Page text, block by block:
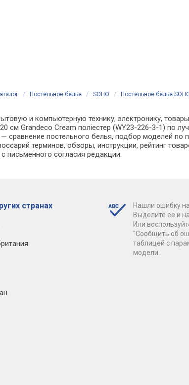
/ Постельное белье / SOHO / Постельное белье
и компьютерную технику, электронику,
см Grandeco Cream поліестер (WY23-226-3-1) по
постельного белья, подбор моделей по
терминов, обзоры, инструкции, рейтинг
письменного согласия редакции.
странах
Нашли ошибку
Выделите ее и
Или
"Сообщить об
таблицей с
модели.